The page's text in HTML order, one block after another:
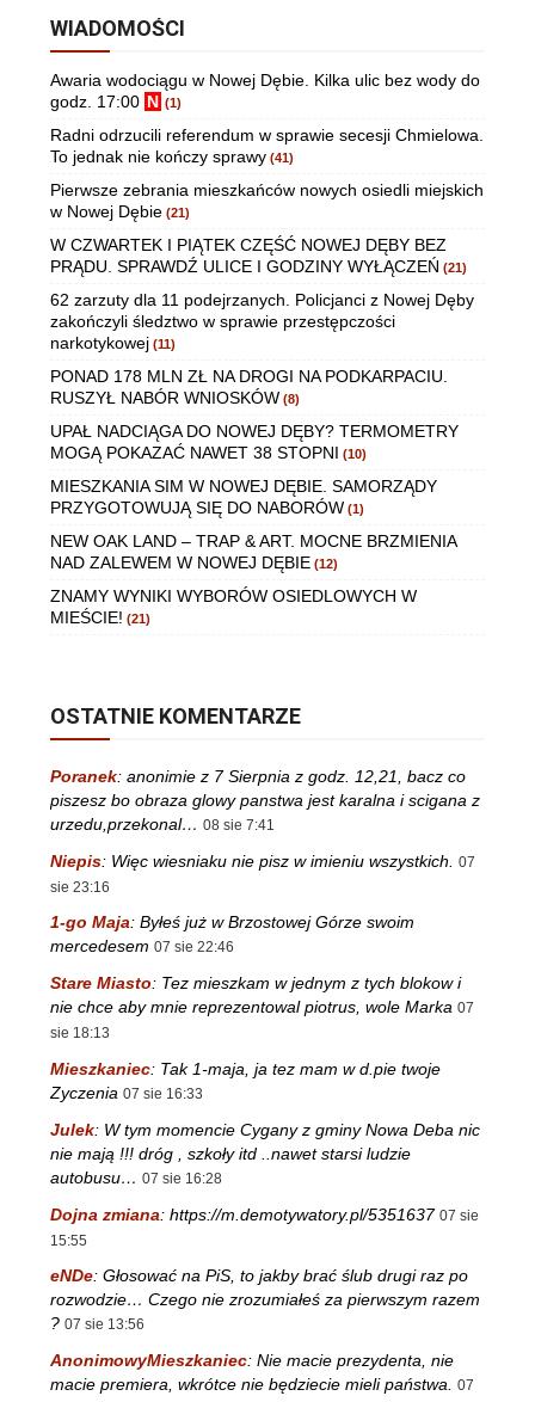
WIADOMOŚCI
Awaria wodociągu w Nowej Dębie. Kilka ulic bez wody do
godz. 17:00 N (1)
Radni odrzucili referendum w sprawie secesji Chmielowa.
To jednak nie kończy sprawy (41)
Pierwsze zebrania mieszkańców nowych osiedli miejskich
w Nowej Dębie (21)
W CZWARTEK I PIĄTEK CZĘŚĆ NOWEJ DĘBY BEZ
PRĄDU. SPRAWDŹ ULICE I GODZINY WYŁĄCZEŃ (21)
62 zarzuty dla 11 podejrzanych. Policjanci z Nowej Dęby
zakończyli śledztwo w sprawie przestępczości
narkotykowej (11)
PONAD 178 MLN ZŁ NA DROGI NA PODKARPACIU.
RUSZYŁ NABÓR WNIOSKÓW (8)
UPAŁ NADCIĄGA DO NOWEJ DĘBY? TERMOMETRY
MOGĄ POKAZAĆ NAWET 38 STOPNI (10)
MIESZKANIA SIM W NOWEJ DĘBIE. SAMORZĄDY
PRZYGOTOWUJĄ SIĘ DO NABORÓW (1)
NEW OAK LAND – TRAP & ART. MOCNE BRZMIENIA
NAD ZALEWEM W NOWEJ DĘBIE (12)
ZNAMY WYNIKI WYBORÓW OSIEDLOWYCH W
MIEŚCIE! (21)
OSTATNIE KOMENTARZE
Poranek: anonimie z 7 Sierpnia z godz. 12,21, bacz co
piszesz bo obraza glowy panstwa jest karalna i scigana z
urzedu,przekonal… 08 sie 7:41
Niepis: Więc wiesniaku nie pisz w imieniu wszystkich.
07
sie 23:16
1-go Maja: Byłeś już w Brzostowej Górze swoim
mercedesem 07 sie 22:46
Stare Miasto: Tez mieszkam w jednym z tych blokow i
nie chce aby mnie reprezentowal piotrus, wole Marka 07
sie 18:13
Mieszkaniec: Tak 1-maja, ja tez mam w d.pie twoje
Zyczenia 07 sie 16:33
Julek: W tym momencie Cygany z gminy Nowa Deba nic
nie mają !!! dróg , szkoły itd ..nawet starsi ludzie
autobusu… 07 sie 16:28
Dojna zmiana: https://m.demotywatory.pl/5351637 07 sie
15:55
eNDe: Głosować na PiS, to jakby brać ślub drugi raz po
rozwodzie… Czego nie zrozumiałeś za pierwszym razem
? 07 sie 13:56
AnonimowyMieszkaniec: Nie macie prezydenta, nie
macie premiera, wkrótce nie będziecie mieli państwa.
07